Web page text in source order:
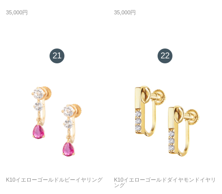
35,000円 35,000円
21
K10イエローゴールドルビーイヤリング
22
K10イエローゴールドダイヤモンドイヤリ
ング